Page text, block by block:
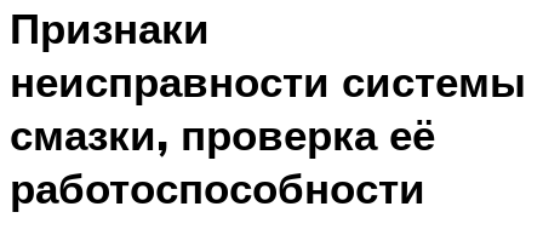
Признаки
неисправности системы
смазки, проверка её
работоспособности